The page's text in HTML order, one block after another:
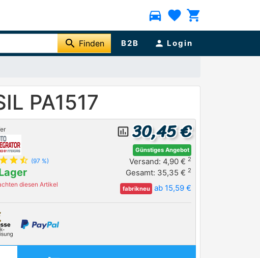
directions_car favorite shopping_cart
search Finden B2B person Login
PA1517
star star star_half (97 %)
diesen Artikel
insert_chart_outlined 30,45 €
Günstiges Angebot
Versand: 4,90 € 2
Gesamt: 35,35 € 2
fabrikneu ab 15,59 €